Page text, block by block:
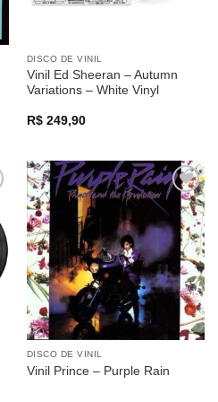
DISCO DE VINIL
Vinil Ed Sheeran – Autumn
Variations – White Vinyl
R$249,90
Adicionar
a lista de
desejos
DISCO DE VINIL
Vinil Prince – Purple Rain